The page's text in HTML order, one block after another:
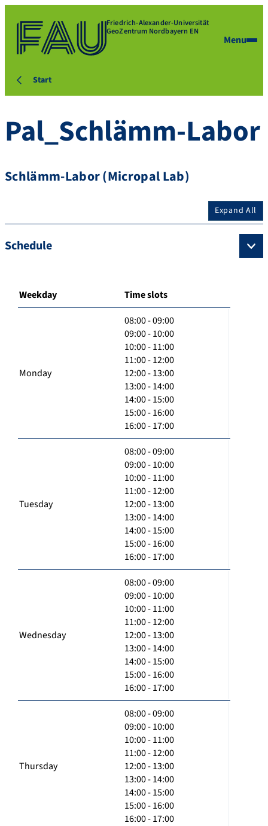
Friedrich-Alexander-Universität
GeoZentrum Nordbayern EN
Menu
Start
Pal_Schlämm-Labor
Schlämm-Labor (Micropal Lab)
Expand All
Schedule
Weekday Time slots
Monday
08:00 - 09:00
09:00 - 10:00
10:00 - 11:00
11:00 - 12:00
12:00 - 13:00
13:00 - 14:00
14:00 - 15:00
15:00 - 16:00
16:00 - 17:00
Tuesday
08:00 - 09:00
09:00 - 10:00
10:00 - 11:00
11:00 - 12:00
12:00 - 13:00
13:00 - 14:00
14:00 - 15:00
15:00 - 16:00
16:00 - 17:00
Wednesday
08:00 - 09:00
09:00 - 10:00
10:00 - 11:00
11:00 - 12:00
12:00 - 13:00
13:00 - 14:00
14:00 - 15:00
15:00 - 16:00
16:00 - 17:00
Thursday
08:00 - 09:00
09:00 - 10:00
10:00 - 11:00
11:00 - 12:00
12:00 - 13:00
13:00 - 14:00
14:00 - 15:00
15:00 - 16:00
16:00 - 17:00